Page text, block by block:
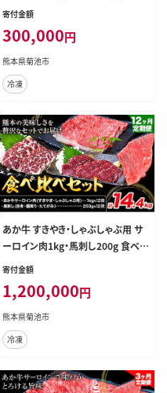
べセット 3ヶ月定期便 計3.6kg 合同
月から出荷》牛肉 和牛 馬刺し セット
熊本県産 送料無料 ---069-1219---
寄付金額
300,000円
熊本県菊池市
冷凍
あか牛 すきやき・しゃぶしゃぶ用 サ
ーロイン肉1kg・馬刺し200g 食べ比
べセット 12ヶ月定期便 計14.4kg 合
同会社たべたせいか《お申し込みの
翌月から出荷》牛肉 和牛 馬刺し セ
ット 熊本県産 送料無料 ---069-122
1---
寄付金額
1,200,000円
熊本県菊池市
冷凍